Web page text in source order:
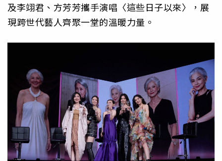
及李翊君、方芳芳攜手演唱〈這些日子以來〉，展
現跨世代藝人齊聚一堂的溫暖力量。